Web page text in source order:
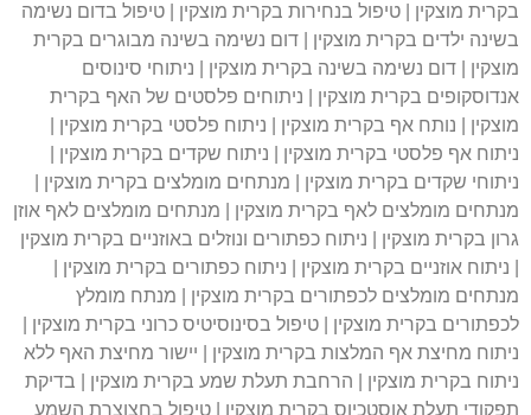
בקרית מוצקין | טיפול בנחירות בקרית מוצקין | טיפול בדום נשימה
בשינה ילדים בקרית מוצקין | דום נשימה בשינה מבוגרים בקרית
מוצקין | דום נשימה בשינה בקרית מוצקין | ניתוחי סינוסים
אנדוסקופים בקרית מוצקין | ניתוחים פלסטים של האף בקרית
מוצקין | נותח אף בקרית מוצקין | ניתוח פלסטי בקרית מוצקין |
ניתוח אף פלסטי בקרית מוצקין | ניתוח שקדים בקרית מוצקין |
ניתוחי שקדים בקרית מוצקין | מנתחים מומלצים בקרית מוצקין |
מנתחים מומלצים לאף בקרית מוצקין | מנתחים מומלצים לאף אוזן
גרון בקרית מוצקין | ניתוח כפתורים ונוזלים באוזניים בקרית מוצקין
| ניתוח אוזניים בקרית מוצקין | ניתוח כפתורים בקרית מוצקין |
מנתחים מומלצים לכפתורים בקרית מוצקין | מנתח מומלץ
לכפתורים בקרית מוצקין | טיפול בסינוסיטיס כרוני בקרית מוצקין |
ניתוח מחיצת אף המלצות בקרית מוצקין | יישור מחיצת האף ללא
ניתוח בקרית מוצקין | הרחבת תעלת שמע בקרית מוצקין | בדיקת
תפקודי תעלת אוסטכיוס בקרית מוצקין | טיפול בחצוצרת השמע